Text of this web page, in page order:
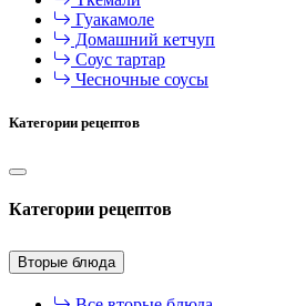
Гуакамоле
Домашний кетчуп
Соус тартар
Чесночные соусы
Категории рецептов
Категории рецептов
Вторые блюда